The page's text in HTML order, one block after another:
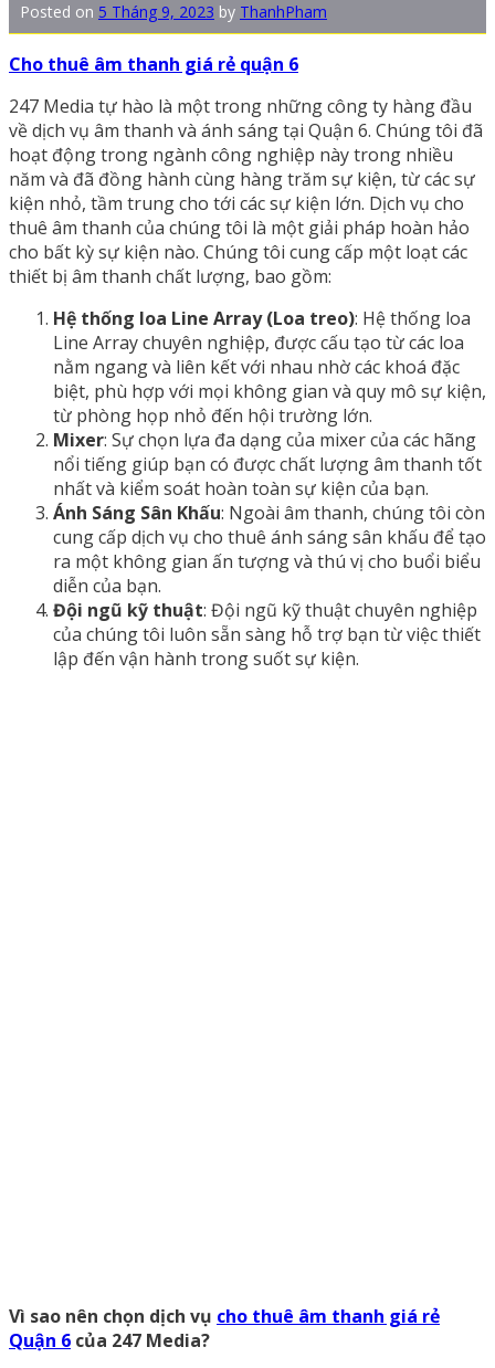
Posted on 5 Tháng 9, 2023 by ThanhPham
Cho thuê âm thanh giá rẻ quận 6
247 Media tự hào là một trong những công ty hàng đầu
về dịch vụ âm thanh và ánh sáng tại Quận 6. Chúng tôi đã
hoạt động trong ngành công nghiệp này trong nhiều
năm và đã đồng hành cùng hàng trăm sự kiện, từ các sự
kiện nhỏ, tầm trung cho tới các sự kiện lớn. Dịch vụ cho
thuê âm thanh của chúng tôi là một giải pháp hoàn hảo
cho bất kỳ sự kiện nào. Chúng tôi cung cấp một loạt các
thiết bị âm thanh chất lượng, bao gồm:
Hệ thống loa Line Array (Loa treo): Hệ thống loa
Line Array chuyên nghiệp, được cấu tạo từ các loa
nằm ngang và liên kết với nhau nhờ các khoá đặc
biệt, phù hợp với mọi không gian và quy mô sự kiện,
từ phòng họp nhỏ đến hội trường lớn.
Mixer: Sự chọn lựa đa dạng của mixer của các hãng
nổi tiếng giúp bạn có được chất lượng âm thanh tốt
nhất và kiểm soát hoàn toàn sự kiện của bạn.
Ánh Sáng Sân Khấu: Ngoài âm thanh, chúng tôi còn
cung cấp dịch vụ cho thuê ánh sáng sân khấu để tạo
ra một không gian ấn tượng và thú vị cho buổi biểu
diễn của bạn.
Đội ngũ kỹ thuật: Đội ngũ kỹ thuật chuyên nghiệp
của chúng tôi luôn sẵn sàng hỗ trợ bạn từ việc thiết
lập đến vận hành trong suốt sự kiện.
Vì sao nên chọn dịch vụ cho thuê âm thanh giá rẻ
Quận 6 của 247 Media?